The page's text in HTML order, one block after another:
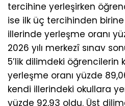
tercihine yerleşirken
ise ilk üç tercihinden
illerinde yerleşme oranı
2026 yılı merkezî sınav
5’lik dilimdeki öğrencilerin
yerleşme oranı yüzde
kendi illerindeki okullara
yüzde 92,93 oldu. Üst